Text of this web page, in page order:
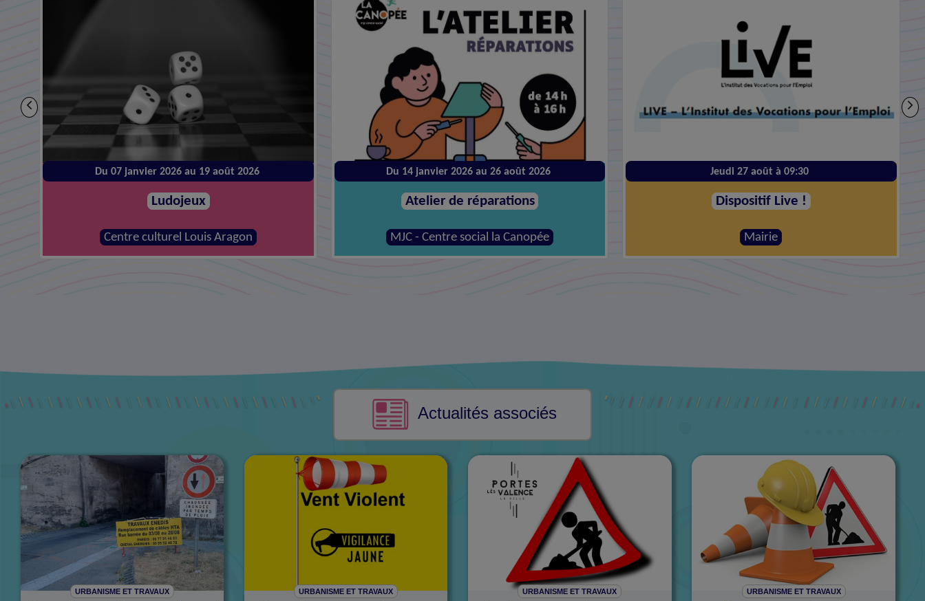
Du 14 janvier 2026 au 26 août 2026
Atelier de réparations
MJC - Centre social la Canopée
Jeudi 27 août à 09:30
Dispositif Live !
Mairie
Vendredi 28 août à 20:00
Le Plus Grand Before #10
Mairie
Actualités associés
URBANISME ET TRAVAUX URBANISME ET TRAVAUX URBANISME ET TRAVAUX URBANISME ET TRAVAUX